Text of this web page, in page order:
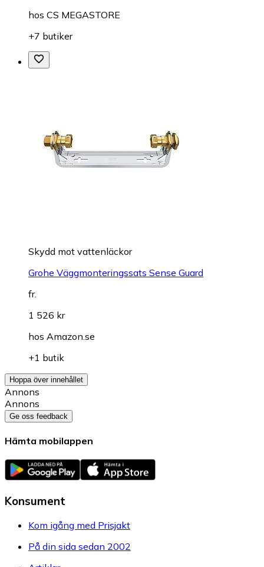
hos CS MEGASTORE
+7 butiker
Skydd mot vattenläckor
Grohe Väggmonteringssats Sense Guard
fr.
1 526 kr
hos Amazon.se
+1 butik
Hoppa över innehållet
Annons
Annons
Ge oss feedback
Hämta mobilappen
Konsument
Kom igång med Prisjakt
På din sida sedan 2002